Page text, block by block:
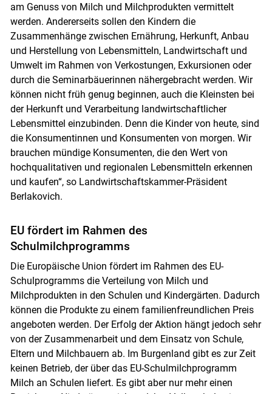
am Genuss von Milch und Milchprodukten vermittelt
werden. Andererseits sollen den Kindern die
Zusammenhänge zwischen Ernährung, Herkunft, Anbau
und Herstellung von Lebensmitteln, Landwirtschaft und
Umwelt im Rahmen von Verkostungen, Exkursionen oder
durch die Seminarbäuerinnen nähergebracht werden. Wir
können nicht früh genug beginnen, auch die Kleinsten bei
der Herkunft und Verarbeitung landwirtschaftlicher
Lebensmittel einzubinden. Denn die Kinder von heute, sind
die Konsumentinnen und Konsumenten von morgen. Wir
brauchen mündige Konsumenten, die den Wert von
hochqualitativen und regionalen Lebensmitteln erkennen
und kaufen“, so Landwirtschaftskammer-Präsident
Berlakovich.
EU fördert im Rahmen des
Schulmilchprogramms
Die Europäische Union fördert im Rahmen des EU-
Schulprogramms die Verteilung von Milch und
Milchprodukten in den Schulen und Kindergärten. Dadurch
können die Produkte zu einem familienfreundlichen Preis
angeboten werden. Der Erfolg der Aktion hängt jedoch sehr
von der Zusammenarbeit und dem Einsatz von Schule,
Eltern und Milchbauern ab. Im Burgenland gibt es zur Zeit
keinen Betrieb, der über das EU-Schulmilchprogramm
Milch an Schulen liefert. Es gibt aber nur mehr einen